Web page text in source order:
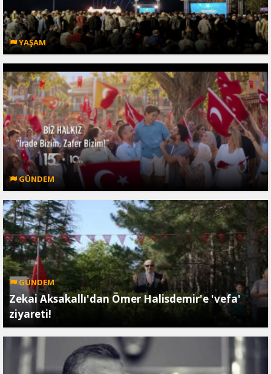
YAŞAM
GÜNDEM
GÜNDEM
Zekai Aksakallı'dan Ömer Halisdemir'e 'vefa'
ziyareti!